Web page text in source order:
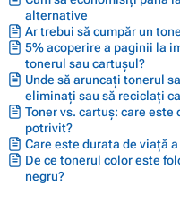
alternative
Ar trebui să cumpăr un
5% acoperire a paginii la
tonerul sau cartușul?
Unde să aruncați tonerul
eliminați sau să reciclați
Toner vs. cartuș: care
potrivit?
Care este durata de viață
De ce tonerul color este
negru?